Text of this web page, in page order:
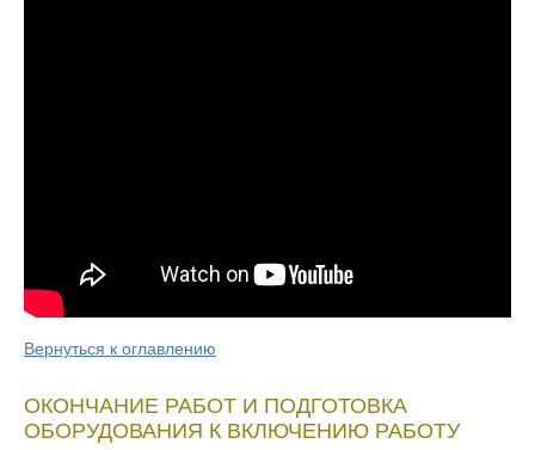
Вернуться к оглавлению
ОКОНЧАНИЕ РАБОТ И ПОДГОТОВКА
ОБОРУДОВАНИЯ К ВКЛЮЧЕНИЮ РАБОТУ